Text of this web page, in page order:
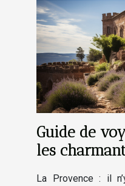
Guide de
les
La Provence : il